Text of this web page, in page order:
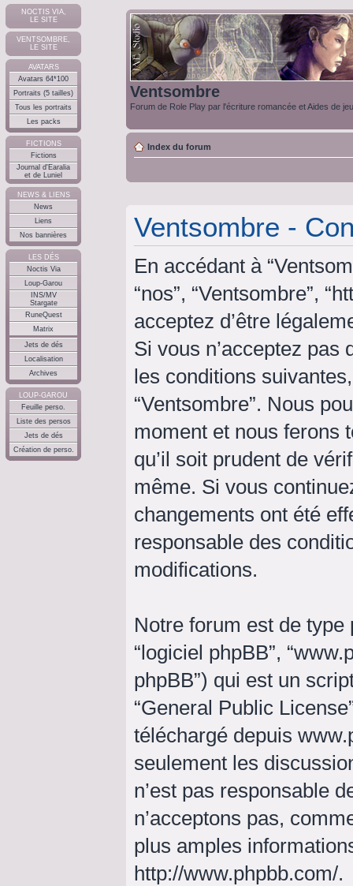
NOCTIS VIA,
LE SITE
VENTSOMBRE,
LE SITE
AVATARS
Avatars 64*100
Portraits (5 tailles)
Tous les portraits
Les packs
FICTIONS
Fictions
Journal d'Earalia
et de Luniel
NEWS & LIENS
News
Liens
Nos bannières
LES DÉS
Noctis Via
Loup-Garou
INS/MV
Stargate
RuneQuest
Matrix
Jets de dés
Localisation
Archives
LOUP-GAROU
Feuille perso.
Liste des persos
Jets de dés
Création de perso.
Ventsombre
Forum de Role Play par l'écriture romancée et Aides de
Index du forum
Ventsombre -
En accédant à
“nos”, “Ventsombre”,
acceptez d’être
Si vous n’acceptez pas
les conditions
“Ventsombre”. Nous
moment et nous ferons
qu’il soit prudent de
même. Si vous
changements ont été
responsable des
modifications.
Notre forum est de type
“logiciel phpBB”,
phpBB”) qui est un
“General Public License
téléchargé depuis
seulement les
n’est pas responsable
n’acceptons pas,
plus amples
http://www.phpbb.com/.